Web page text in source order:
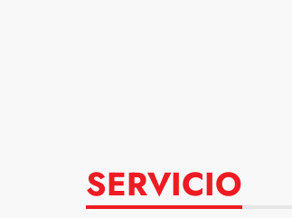
SERVICIO